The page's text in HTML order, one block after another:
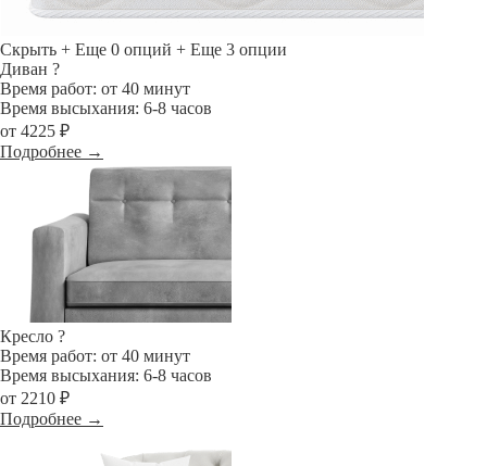
Скрыть + Еще 0 опций + Еще 3 опции
Диван ?
Время работ: от 40 минут
Время высыхания: 6-8 часов
от 4225 ₽
Подробнее →
Кресло ?
Время работ: от 40 минут
Время высыхания: 6-8 часов
от 2210 ₽
Подробнее →